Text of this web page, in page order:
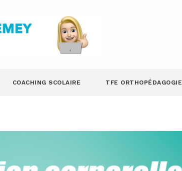
COACHING SCOLAIRE TFE ORTHOPÉDAGOGIE